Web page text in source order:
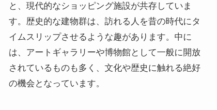
と、現代的なショッピング施設が共存していま
す。歴史的な建物群は、訪れる人を昔の時代にタ
イムスリップさせるような趣があります。中に
は、アートギャラリーや博物館として一般に開放
されているものも多く、文化や歴史に触れる絶好
の機会となっています。